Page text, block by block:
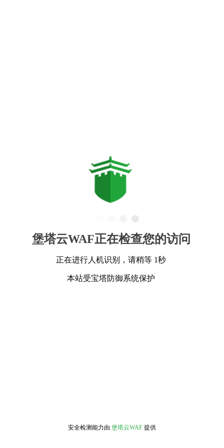
堡塔云WAF正在检查您的访问
正在进行人机识别，请稍等 1秒
本站受宝塔防御系统保护
安全检测能力由 堡塔云WAF 提供